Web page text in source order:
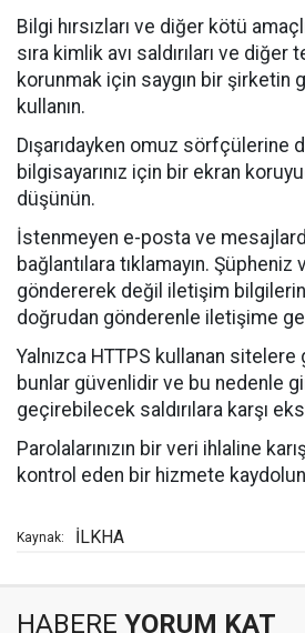
Bilgi hırsızları ve diğer kötü amaçlı
sıra kimlik avı saldırıları ve diğer
korunmak için saygın bir şirketin
kullanın.
Dışarıdayken omuz sörfçülerine
bilgisayarınız için bir ekran
düşünün.
İstenmeyen e-posta ve
bağlantılara tıklamayın.
göndererek değil iletişim
doğrudan gönderenle iletişime
Yalnızca HTTPS kullanan sitelere
bunlar güvenlidir ve bu nedenle
geçirebilecek saldırılara karşı
Parolalarınızın bir veri ihlaline
kontrol eden bir hizmete
Kaynak: İLKHA
HABERE YORUM KAT